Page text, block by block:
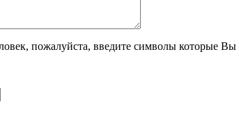
пожалуйста, введите символы которые Вы